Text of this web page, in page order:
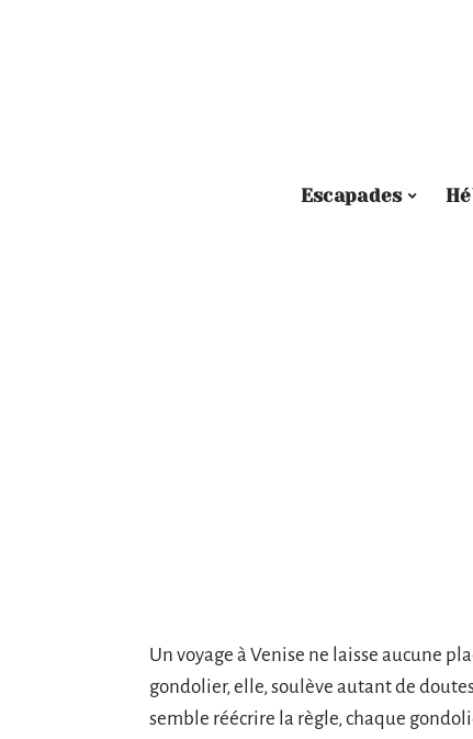
Escapades
Un voyage à Venise ne laisse aucune
gondolier, elle, soulève autant de
semble réécrire la règle, chaque